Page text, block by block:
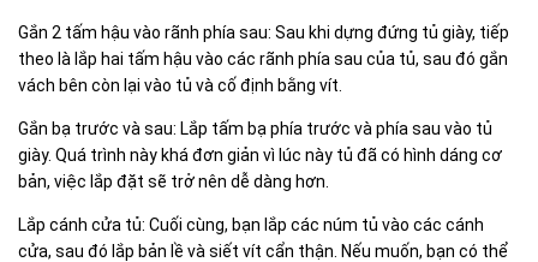
Gắn 2 tấm hậu vào rãnh phía sau: Sau khi dựng đứng tủ giày, tiếp
theo là lắp hai tấm hậu vào các rãnh phía sau của tủ, sau đó gắn
vách bên còn lại vào tủ và cố định bằng vít.
Gắn bạ trước và sau: Lắp tấm bạ phía trước và phía sau vào tủ
giày. Quá trình này khá đơn giản vì lúc này tủ đã có hình dáng cơ
bản, việc lắp đặt sẽ trở nên dễ dàng hơn.
Lắp cánh cửa tủ: Cuối cùng, bạn lắp các núm tủ vào các cánh
cửa, sau đó lắp bản lề và siết vít cẩn thận. Nếu muốn, bạn có thể